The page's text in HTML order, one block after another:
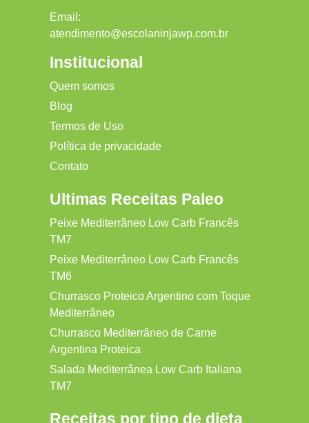
Email:
atendimento@escolaninjawp.com.br
Institucional
Quem somos
Blog
Termos de Uso
Política de privacidade
Contato
Ultimas Receitas Paleo
Peixe Mediterrâneo Low Carb Francês
TM7
Peixe Mediterrâneo Low Carb Francês
TM6
Churrasco Proteico Argentino com Toque
Mediterrâneo
Churrasco Mediterrâneo de Carne
Argentina Proteica
Salada Mediterrânea Low Carb Italiana
TM7
Receitas por tipo de dieta